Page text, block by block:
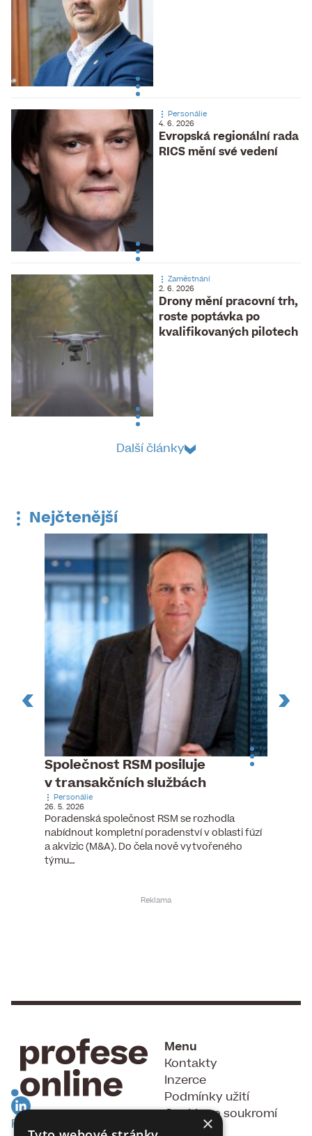
Evropská regionální rada
RICS mění své vedení
Personálie
4. 6. 2026
Drony mění pracovní trh,
roste poptávka po
kvalifikovaných pilotech
Zaměstnání
2. 6. 2026
Další články
Nejčtenější
Společnost RSM posiluje
v transakčních službách
Personálie
26. 5. 2026
Poradenská společnost RSM se rozhodla
nabídnout kompletní poradenství v oblasti fúzí
a akvizic (M&A). Do čela nově vytvořeného
týmu…
RSS Feed
Menu
Kontakty
Inzerce
Podmínky užití
Cookies a soukromí
×